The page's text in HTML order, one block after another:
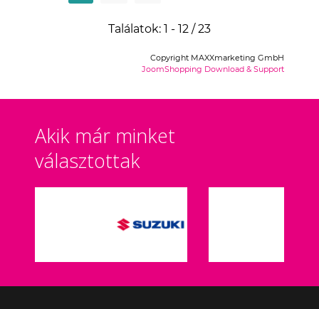
Találatok: 1 - 12 / 23
Copyright MAXXmarketing GmbH
JoomShopping Download & Support
Akik már minket
választottak